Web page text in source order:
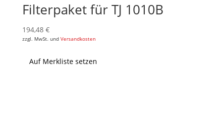
Filterpaket für TJ 1010B
194,48 €
zzgl. MwSt. und Versandkosten
Auf Merkliste setzen